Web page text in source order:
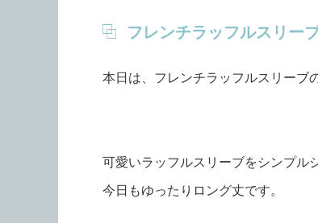
フレンチラッフルスリー
本日は、フレンチラッフルスリーブ
可愛いラッフルスリーブをシンプ
今日もゆったりロング丈です。